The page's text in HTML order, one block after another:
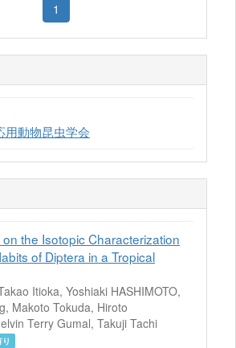
1
用動物昆虫学会
on the Isotopic Characterization
of Diptera in a Tropical
Itioka, Yoshiaki HASHIMOTO,
Makoto Tokuda, Hiroto
Terry Gumal, Takuji Tachi